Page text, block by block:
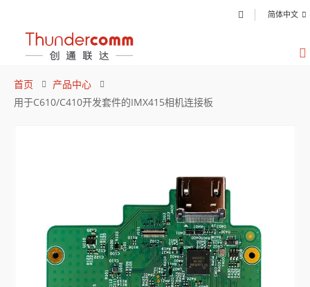
简体中文
首页
产品中心
用于C610/C410开发套件的IMX415相机连接板